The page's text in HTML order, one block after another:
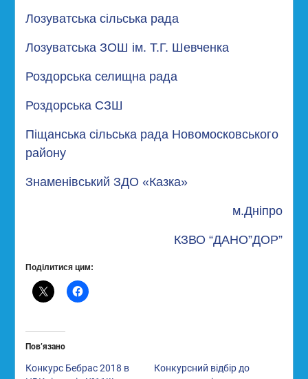
Лозуватська сільська рада
Лoзуватська ЗОШ ім. Т.Г. Шевченка
Роздорська селищна рада
Роздорська СЗШ
Піщанська сільська рада Новомосковського
району
Знаменівський ЗДО «Казка»
м.Дніпро
КЗВО “ДАНО”ДОР”
Поділитися цим:
Пов’язано
Конкурс Бебрас 2018 в
Конкурсний відбір до